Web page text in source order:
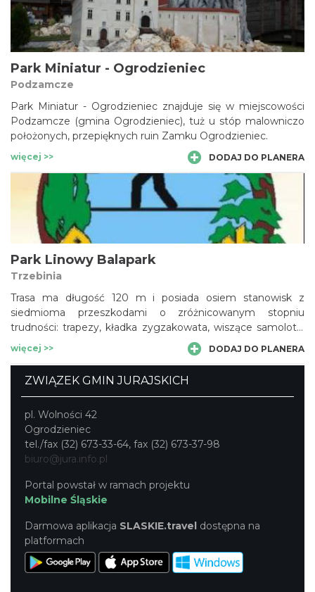
Park Miniatur - Ogrodzieniec
Podzamcze
Park Miniatur - Ogrodzieniec znajduje się w miejscowości
Podzamcze (gmina Ogrodzieniec), tuż u stóp malowniczo
położonych, przepięknych ruin Zamku Ogrodzieniec.
więcej >> DODAJ DO PLANERA
Park Linowy Balapark
Trzebinia
Trasa ma długość 120 m i posiada osiem stanowisk z
siedmioma przeszkodami o zróżnicowanym stopniu
trudności: trapezy, kładka zygzakowata, wiszące samoloty,
linki V, belki z frędzlami i most birmański, a przejście
zakończone jest zjazdem na tyrolce o dł. 37 m. Przed
instruktażowe, by zabawa na świeżym powietrzu miała nie
tylko pożądany w tego rodzaju miejscu posmak adrenaliny,
ale była także w pełni bezpieczna. Regulamin obiektu
dostępny na stronie www.facebook.com/ParkBalapark
więcej >> DODAJ DO PLANERA
ZWIĄZEK GMIN JURAJSKICH
pl. Wolności 42
Ogrodzieniec
tel./fax (32) 673-33-64, fax (32) 673-37-98
biuro@jura.info.pl
Portal powstał w ramach projektu
Mobilne Śląskie
Darmowa aplikacja SLASKIE.travel dostępna na
platformach